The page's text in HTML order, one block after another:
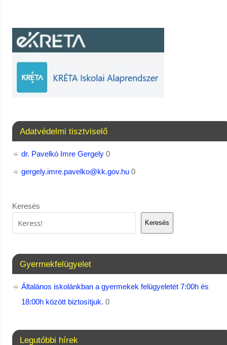
Adatvédelmi tisztviselő
dr. Pavelkó Imre Gergely0
gergely.imre.pavelko@kk.gov.hu0
Keresés
Keresés
Gyermekfelügyelet
Általános iskolánkban a gyermekek felügyeletét 7:00h és
18:00h között biztosítjuk. 0
Legutóbbi hírek